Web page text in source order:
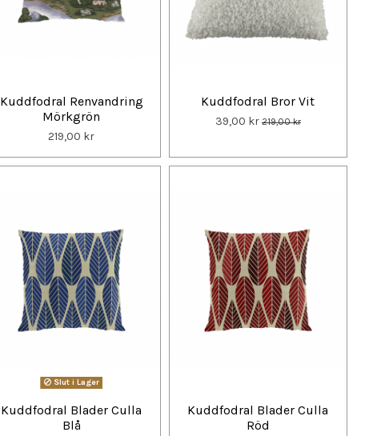
Kuddfodral Renvandring
Mörkgrön
219,00 kr
Kuddfodral Bror Vit
39,00 kr 219,00 kr
Slut i Lager
Kuddfodral Blader Culla
Blå
Kuddfodral Blader Culla
Röd